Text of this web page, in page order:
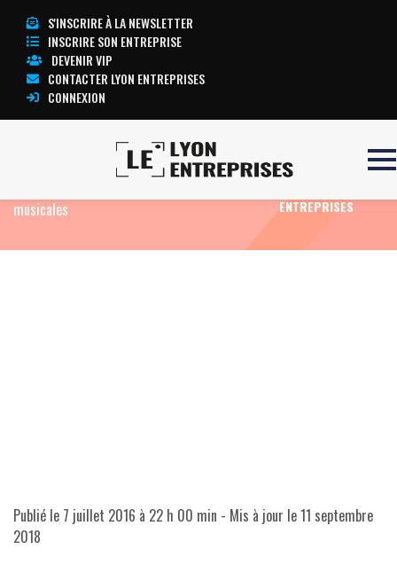
S'INSCRIRE À LA NEWSLETTER
INSCRIRE SON ENTREPRISE
DEVENIR VIP
CONTACTER LYON ENTREPRISES
CONNEXION
Photos Jazz à Vienne 2016 –
musicales
TOUTE
ENTREPRISES
Publié le 7 juillet 2016 à 22 h 00 min - Mis à jour le11 septembre
2018